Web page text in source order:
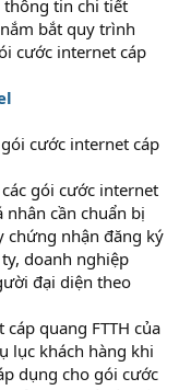
thông tin chi tiết
bắt quy trình
cước internet cáp
cước internet cáp
gói cước internet
nhân cần chuẩn bị
chứng nhận đăng ký
doanh nghiệp
đại diện theo
quang FTTH của
lục khách hàng khi
dụng cho gói cước